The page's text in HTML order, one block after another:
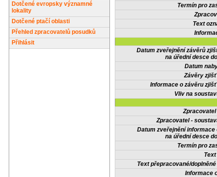
Dotčené evropsky významné
lokality
Dotčené ptačí oblasti
Přehled zpracovatelů posudků
Přihlásit
Termín pro
Text
Datum zveřejnění závěrů
na úřední desce
Datum
Závěry
Informace o závěru
Vliv na
Zpracovatel -
Datum zveřejnění informace
na úřední desce
Termín pro
Text přepracované/
Informace